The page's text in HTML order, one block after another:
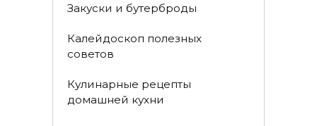
Закуски и бутерброды
Калейдоскоп полезных
советов
Кулинарные рецепты
домашней кухни